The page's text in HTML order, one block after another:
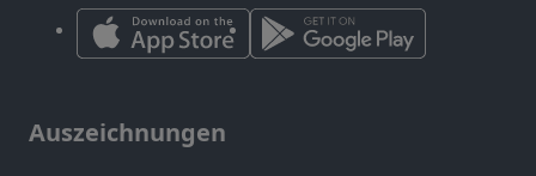
Auszeichnungen